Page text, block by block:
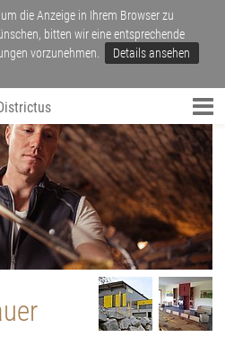
die Anzeige in Ihrem Browser zu
bitten wir eine entsprechende
vorzunehmen.
Details ansehen